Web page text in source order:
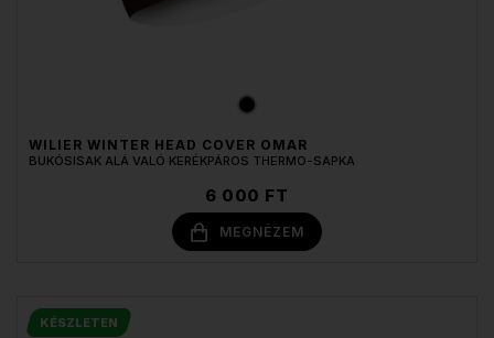
WILIER WINTER HEAD COVER OMAR
BUKÓSISAK ALÁ VALÓ KERÉKPÁROS THERMO-SAPKA
6 000 FT
MEGNÉZEM
KÉSZLETEN